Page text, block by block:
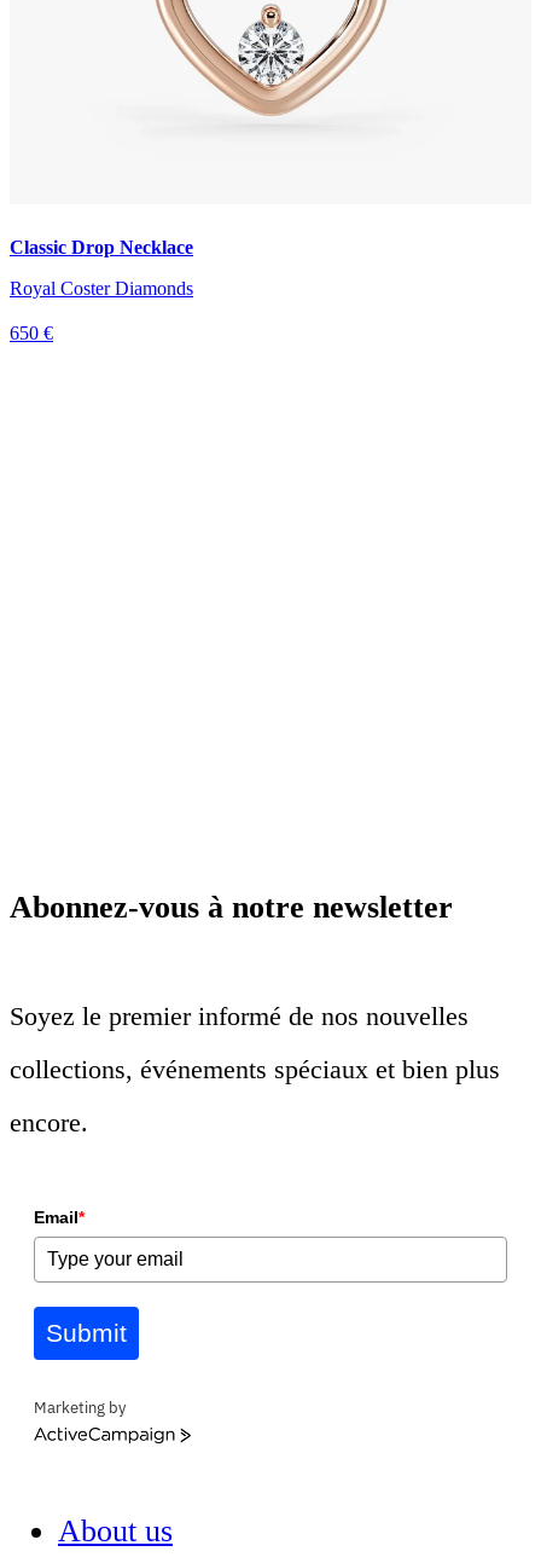
Classic Drop Necklace
Royal Coster Diamonds
650 €
Abonnez-vous à notre newsletter
Soyez le premier informé de nos nouvelles
collections, événements spéciaux et bien plus
encore.
Email*
Submit
Marketing by
ActiveCampaign
About us